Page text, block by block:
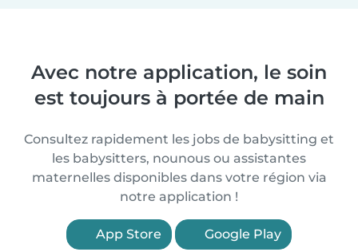
Avec notre application, le soin
est toujours à portée de main
Consultez rapidement les jobs de babysitting et
les babysitters, nounous ou assistantes
maternelles disponibles dans votre région via
notre application !
App Store Google Play